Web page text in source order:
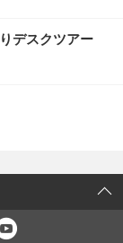
デスクツアー